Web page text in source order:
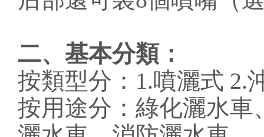
二、基本分類：
按類型分：1.噴灑式 2.
按用途分：綠化灑水車